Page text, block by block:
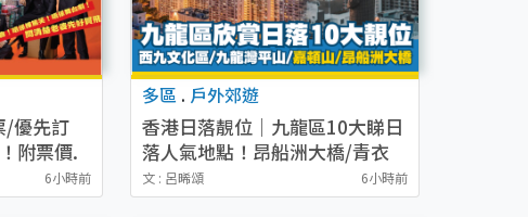
/優先訂
附票價.
6小時前
多區 . 戶外郊遊
香港日落靚位｜九龍區10大睇日
落人氣地點！昂船洲大橋/青衣
自然徑/油塘魔鬼山
文 : 呂晞頌 6小時前